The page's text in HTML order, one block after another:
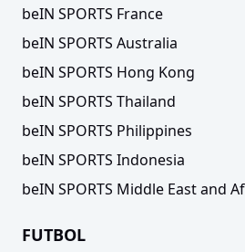
beIN SPORTS France
beIN SPORTS Australia
beIN SPORTS Hong Kong
beIN SPORTS Thailand
beIN SPORTS Philippines
beIN SPORTS Indonesia
beIN SPORTS Middle East and
FUTBOL